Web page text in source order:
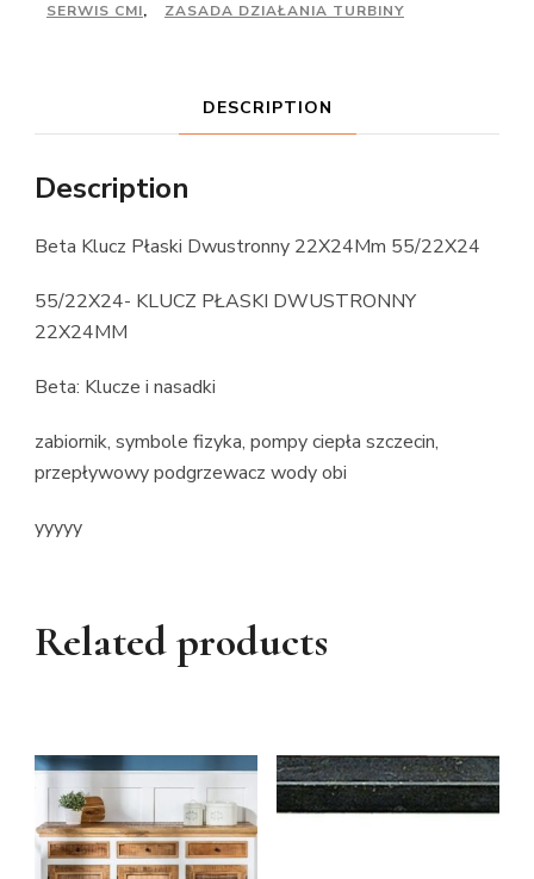
SERWIS CMI, ZASADA DZIAŁANIA TURBINY
DESCRIPTION
Description
Beta Klucz Płaski Dwustronny 22X24Mm 55/22X24
55/22X24- KLUCZ PŁASKI DWUSTRONNY
22X24MM
Beta: Klucze i nasadki
zabiornik, symbole fizyka, pompy ciepła szczecin,
przepływowy podgrzewacz wody obi
yyyyy
Related products